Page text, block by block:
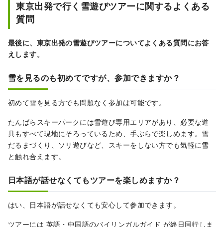
東京出発で行く雪遊びツアーに関するよくある
質問
最後に、東京出発の雪遊びツアーについてよくある質問にお答
えします。
雪を見るのも初めてですが、参加できますか？
初めて雪を見る方でも問題なく参加は可能です。
たんばらスキーパークには雪遊び専用エリアがあり、必要な道
具もすべて現地にそろっているため、手ぶらで楽しめます。雪
だるまづくり、ソリ遊びなど、スキーをしない方でも気軽に雪
と触れ合えます。
日本語が話せなくてもツアーを楽しめますか？
はい、日本語が話せなくても安心して参加できます。
ツアーには 英語・中国語のバイリンガルガイド が終日同行しま